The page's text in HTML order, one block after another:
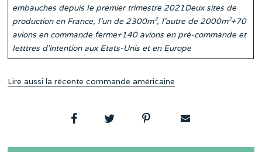
embauches depuis le premier trimestre 2021Deux sites de
production en France, l’un de 2300m², l’autre de 2000m²+70
avions en commande ferme+140 avions en pré-commande et
letttres d’intention aux Etats-Unis et en Europe
Lire aussi la récente commande américaine